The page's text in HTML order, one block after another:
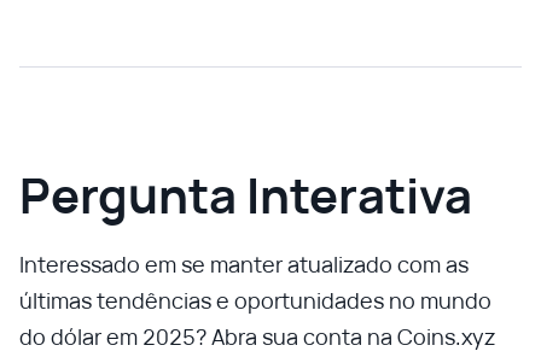
Pergunta Interativa
Interessado em se manter atualizado com as
últimas tendências e oportunidades no mundo
do dólar em 2025? Abra sua conta na Coins.xyz